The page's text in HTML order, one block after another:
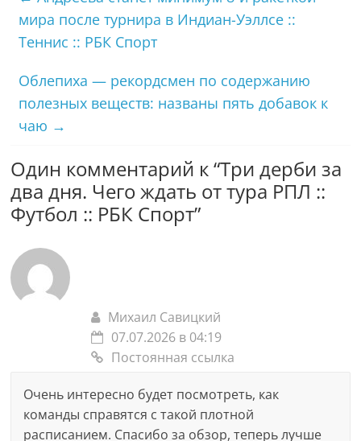
мира после турнира в Индиан-Уэллсе ::
Теннис :: РБК Спорт
Облепиха — рекордсмен по содержанию
полезных веществ: названы пять добавок к
чаю →
Один комментарий к “Три дерби за
два дня. Чего ждать от тура РПЛ ::
Футбол :: РБК Спорт”
Михаил Савицкий
07.07.2026 в 04:19
Постоянная ссылка
Очень интересно будет посмотреть, как
команды справятся с такой плотной
расписанием. Спасибо за обзор, теперь лучше